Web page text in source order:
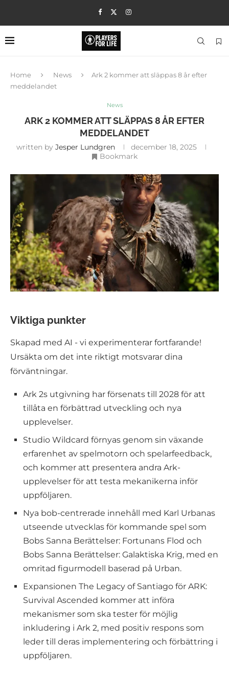
Home News
Ark 2 kommer att släppas 8 år efter
meddelandet
News
ARK 2 KOMMER ATT SLÄPPAS 8 ÅR EFTER
MEDDELANDET
written by Jesper Lundgren
december 18, 2025
Bookmark
Viktiga punkter
Skapad med AI - vi experimenterar fortfarande!
Ursäkta om det inte riktigt motsvarar dina
förväntningar.
Ark 2s utgivning har försenats till 2028 för att
tillåta en förbättrad utveckling och nya
upplevelser.
Studio Wildcard förnyas genom sin växande
erfarenhet av spelmotorn och spelarfeedback,
och kommer att presentera andra Ark-
upplevelser för att testa mekanikerna inför
uppföljaren.
Nya bob-centrerade innehåll med Karl Urbanas
utseende utvecklas för kommande spel som
Bobs Sanna Berättelser: Fortunans Flod och
Bobs Sanna Berättelser: Galaktiska Krig, med en
omritad figurmodell baserad på Urban.
Expansionen The Legacy of Santiago för ARK:
Survival Ascended kommer att införa
mekanismer som ska tester för möjlig
inkludering i Ark 2, med positiv respons som
leder till deras implementering och förbättring i
uppföljaren.